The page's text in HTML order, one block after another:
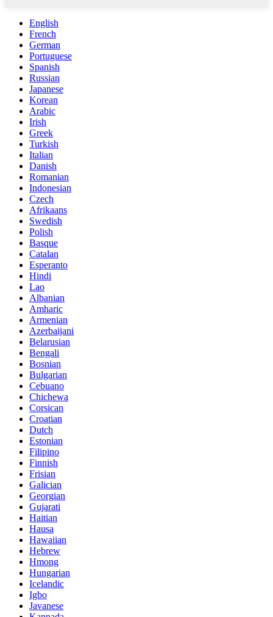
English
French
German
Portuguese
Spanish
Russian
Japanese
Korean
Arabic
Irish
Greek
Turkish
Italian
Danish
Romanian
Indonesian
Czech
Afrikaans
Swedish
Polish
Basque
Catalan
Esperanto
Hindi
Lao
Albanian
Amharic
Armenian
Azerbaijani
Belarusian
Bengali
Bosnian
Bulgarian
Cebuano
Chichewa
Corsican
Croatian
Dutch
Estonian
Filipino
Finnish
Frisian
Galician
Georgian
Gujarati
Haitian
Hausa
Hawaiian
Hebrew
Hmong
Hungarian
Icelandic
Igbo
Javanese